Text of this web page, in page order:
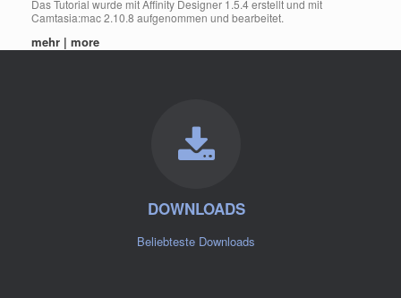
Das Tutorial wurde mit Affinity Designer 1.5.4 erstellt und mit
Camtasia:mac 2.10.8 aufgenommen und bearbeitet.
mehr | more
DOWNLOADS
Beliebteste Downloads